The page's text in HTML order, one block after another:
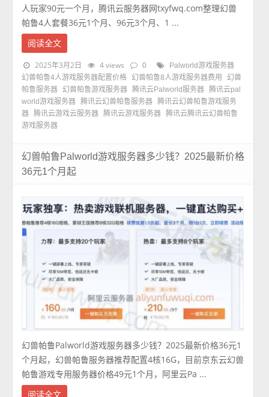
人玩家90元一个月，腾讯云服务器网txyfwq.com整理幻兽
帕鲁4人套餐36元1个月、96元3个月、1 ...
阅读全文
2025年3月2日 4 views 0
Palworld游戏服务器
幻兽帕鲁4人游戏服务器配置价格 幻兽帕鲁8人游戏服务器费用
幻兽
帕鲁服务器 幻兽帕鲁游戏服务器 腾讯云Palworld服务器 腾讯云pal
world游戏服务器 腾讯云幻兽帕鲁服务器 腾讯云幻兽帕鲁游戏服务
器 腾讯云游戏云服务器 腾讯云游戏服务器 腾讯云腾讯云幻兽帕鲁
游戏服务器
幻兽帕鲁Palworld游戏服务器多少钱？2025最新价格
36元1个月起
幻兽帕鲁Palworld游戏服务器多少钱？2025最新价格36元1
个月起，幻兽帕鲁服务器推荐配置4核16G，目前京东云幻兽
帕鲁游戏专用服务器价格49元1个月，阿里云Pa ...
阅读全文